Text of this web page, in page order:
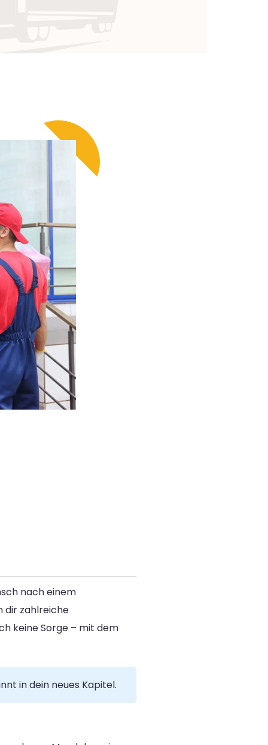
nach einem
dir zahlreiche
keine Sorge – mit dem
in dein neues Kapitel.